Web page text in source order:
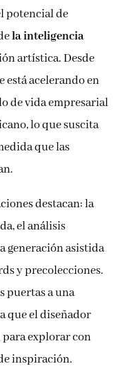
potencial de
la inteligencia
artística. Desde
está acelerando en
de vida empresarial
lo que suscita
que las
destacan: la
el análisis
generación asistida
y precolecciones.
puertas a una
que el diseñador
explorar con
inspiración.